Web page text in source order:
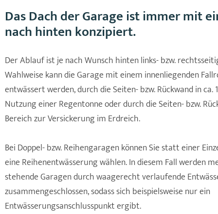
Das Dach der Garage ist immer mit
nach hinten konzipiert.
Der Ablauf ist je nach Wunsch hinten links- bzw.
Wahlweise kann die Garage mit einem innenliegenden
entwässert werden, durch die Seiten- bzw. Rückwand in ca.
Nutzung einer Regentonne oder durch die Seiten- bzw.
Bereich zur Versickerung im Erdreich.
Bei Doppel- bzw. Reihengaragen können Sie statt einer
eine Reihenentwässerung wählen. In diesem Fall werden
stehende Garagen durch waagerecht verlaufende
zusammengeschlossen, sodass sich beispielsweise nur ein
Entwässerungsanschlusspunkt ergibt.